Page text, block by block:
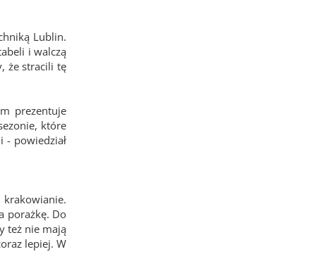
Lublin.
i walczą
że stracili tę
prezentuje
które
powiedział
porażkę. Do
też nie mają
lepiej. W